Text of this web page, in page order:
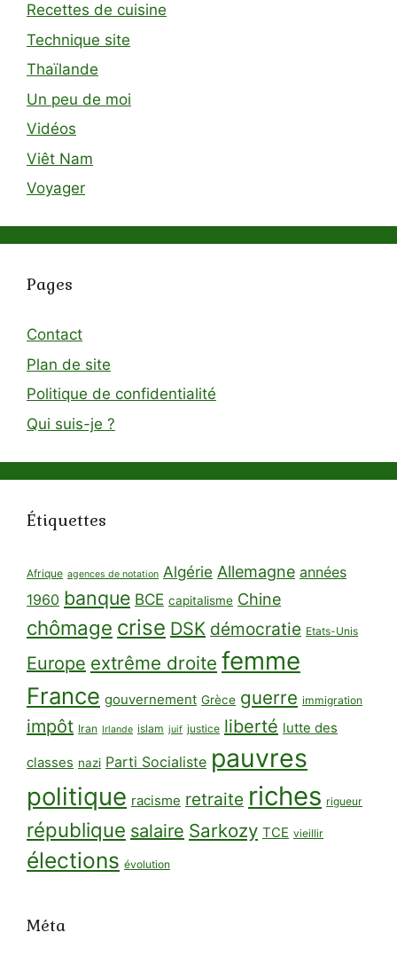
Recettes de cuisine
Technique site
Thaïlande
Un peu de moi
Vidéos
Viêt Nam
Voyager
Pages
Contact
Plan de site
Politique de confidentialité
Qui suis-je ?
Étiquettes
Afrique agences de notation Algérie Allemagne années
1960 banque BCE capitalisme Chine
chômage crise DSK démocratie Etats-Unis
Europe extrême droite femme
France gouvernement Grèce guerre immigration
impôt Iran Irlande islam juif justice liberté lutte des
classes nazi Parti Socialiste pauvres
politique racisme retraite riches rigueur
république salaire Sarkozy TCE vieillir
élections évolution
Méta